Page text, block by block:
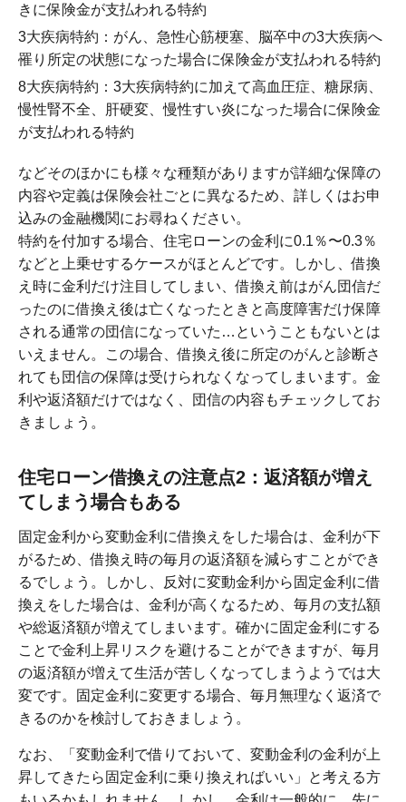
きに保険金が支払われる特約
3大疾病特約：がん、急性心筋梗塞、脳卒中の3大疾病へ
罹り所定の状態になった場合に保険金が支払われる特約
8大疾病特約：3大疾病特約に加えて高血圧症、糖尿病、
慢性腎不全、肝硬変、慢性すい炎になった場合に保険金
が支払われる特約
などそのほかにも様々な種類がありますが詳細な保障の
内容や定義は保険会社ごとに異なるため、詳しくはお申
込みの金融機関にお尋ねください。
特約を付加する場合、住宅ローンの金利に0.1％〜0.3％
などと上乗せするケースがほとんどです。しかし、借換
え時に金利だけ注目してしまい、借換え前はがん団信だ
ったのに借換え後は亡くなったときと高度障害だけ保障
される通常の団信になっていた…ということもないとは
いえません。この場合、借換え後に所定のがんと診断さ
れても団信の保障は受けられなくなってしまいます。金
利や返済額だけではなく、団信の内容もチェックしてお
きましょう。
住宅ローン借換えの注意点2：返済額が増え
てしまう場合もある
固定金利から変動金利に借換えをした場合は、金利が下
がるため、借換え時の毎月の返済額を減らすことができ
るでしょう。しかし、反対に変動金利から固定金利に借
換えをした場合は、金利が高くなるため、毎月の支払額
や総返済額が増えてしまいます。確かに固定金利にする
ことで金利上昇リスクを避けることができますが、毎月
の返済額が増えて生活が苦しくなってしまうようでは大
変です。固定金利に変更する場合、毎月無理なく返済で
きるのかを検討しておきましょう。
なお、「変動金利で借りておいて、変動金利の金利が上
昇してきたら固定金利に乗り換えればいい」と考える方